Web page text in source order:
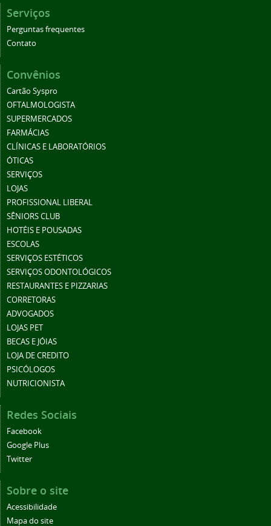
Serviços
Perguntas frequentes
Contato
Convênios
Cartão Syspro
OFTALMOLOGISTA
SUPERMERCADOS
FARMÁCIAS
CLÍNICAS E LABORATÓRIOS
ÓTICAS
SERVIÇOS
LOJAS
PROFISSIONAL LIBERAL
SÊNIORS CLUB
HOTÉIS E POUSADAS
ESCOLAS
SERVIÇOS ESTÉTICOS
SERVIÇOS ODONTOLÓGICOS
RESTAURANTES E PIZZARIAS
CORRETORAS
ADVOGADOS
LOJAS PET
BECAS E JÓIAS
LOJA DE CREDITO
PSICÓLOGOS
NUTRICIONISTA
Redes Sociais
Facebook
Google Plus
Twitter
Sobre o site
Acessibilidade
Mapa do site